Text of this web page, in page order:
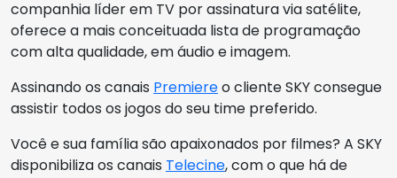
companhia líder em TV por assinatura via satélite,
oferece a mais conceituada lista de programação
com alta qualidade, em áudio e imagem.
Assinando os canais Premiereo cliente SKY consegue
assistir todos os jogos do seu time preferido.
Você e sua família são apaixonados por filmes? A SKY
disponibiliza os canais Telecine, com o que há de